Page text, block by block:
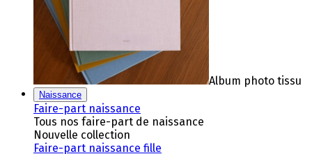
Album photo tissu
Naissance
Faire-part naissance
Tous nos faire-part de naissance
Nouvelle collection
Faire-part naissance fille